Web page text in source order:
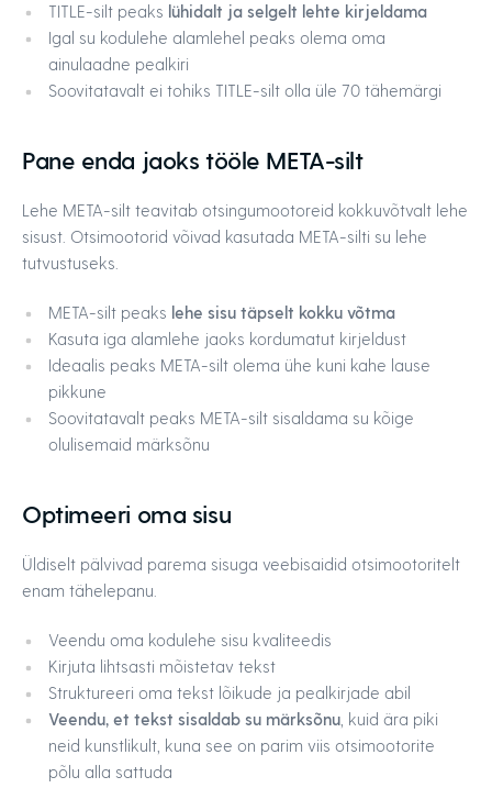
TITLE-silt peaks lühidalt ja selgelt lehte kirjeldama
Igal su kodulehe alamlehel peaks olema oma
ainulaadne pealkiri
Soovitatavalt ei tohiks TITLE-silt olla üle 70 tähemärgi
Pane enda jaoks tööle META-silt
Lehe META-silt teavitab otsingumootoreid kokkuvõtvalt lehe
sisust. Otsimootorid võivad kasutada META-silti su lehe
tutvustuseks.
META-silt peaks lehe sisu täpselt kokku võtma
Kasuta iga alamlehe jaoks kordumatut kirjeldust
Ideaalis peaks META-silt olema ühe kuni kahe lause
pikkune
Soovitatavalt peaks META-silt sisaldama su kõige
olulisemaid märksõnu
Optimeeri oma sisu
Üldiselt pälvivad parema sisuga veebisaidid otsimootoritelt
enam tähelepanu.
Veendu oma kodulehe sisu kvaliteedis
Kirjuta lihtsasti mõistetav tekst
Struktureeri oma tekst lõikude ja pealkirjade abil
Veendu, et tekst sisaldab su märksõnu , kuid ära piki
neid kunstlikult, kuna see on parim viis otsimootorite
põlu alla sattuda